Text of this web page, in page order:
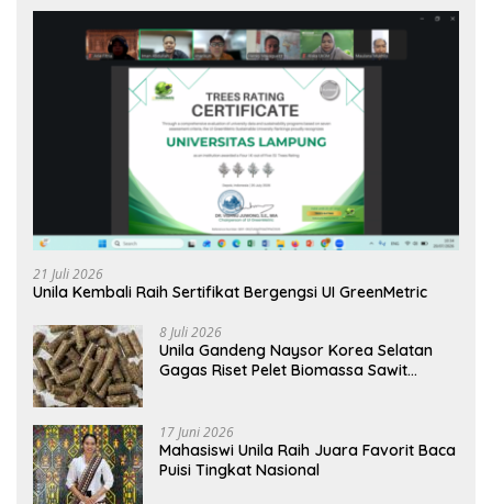
21 Juli 2026
Unila Kembali Raih Sertifikat Bergengsi UI GreenMetric
8 Juli 2026
Unila Gandeng Naysor Korea Selatan
Gagas Riset Pelet Biomassa Sawit
17 Juni 2026
Mahasiswi Unila Raih Juara Favorit Baca
Puisi Tingkat Nasional